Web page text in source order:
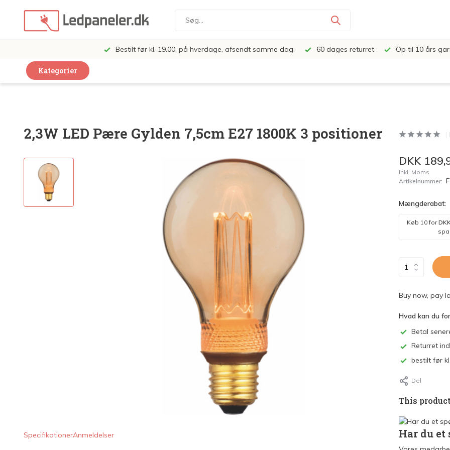
Bestilt før kl. 19.00, på hverdage, afsendt samme dag. 60 dages returret Op til 10 års
Kategorier
LED Loft og Væglamper
LED Pærer
LED Armatur Komplet
2,3W LED Pære Gylden 7,5cm E27 1800K 3 positioner
SpecifikationerAnmeldelser
DKK
Inkl. Moms
Artikelnummer:
Mængderabat:
Køb 10 for
Buy now, pay
Hvad kan du
Betal
Returret
bestilt før
Del
This
Har du et